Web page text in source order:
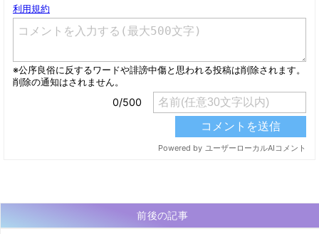
前後の記事